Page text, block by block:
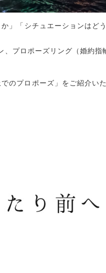
」「シチュエーションはど
プロポーズリング（婚約
のプロポーズ」をご紹介いた